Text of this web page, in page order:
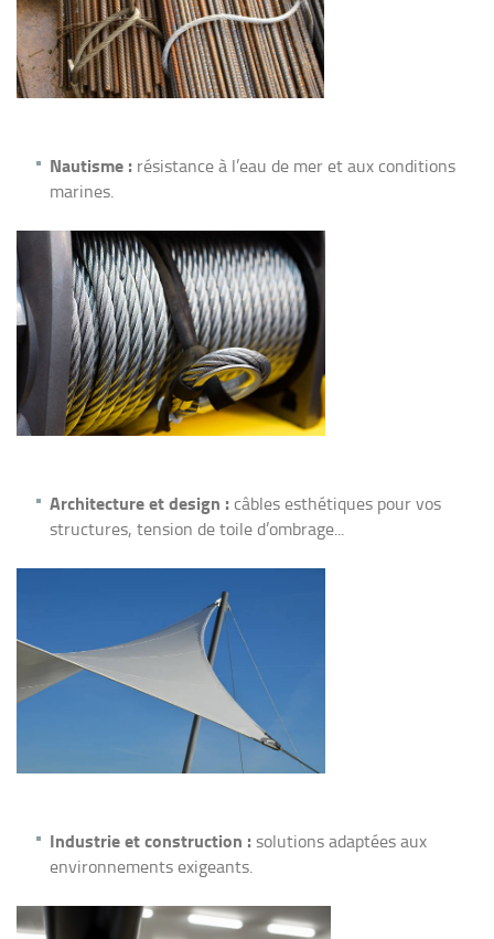
Nautisme : résistance à l’eau de mer et aux conditions
marines.
Architecture et design : câbles esthétiques pour vos
structures, tension de toile d’ombrage...
Industrie et construction :solutions adaptées aux
environnements exigeants.